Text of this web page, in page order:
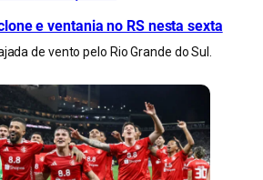
e ventania no RS nesta sexta
de vento pelo Rio Grande do Sul.